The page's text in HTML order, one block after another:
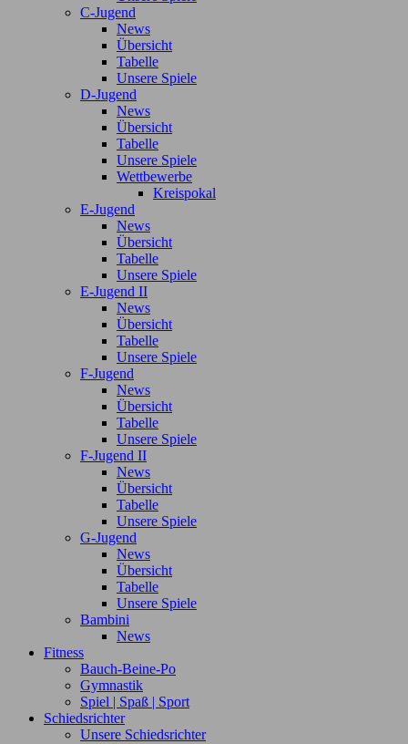
C-Jugend
News
Übersicht
Tabelle
Unsere Spiele
D-Jugend
News
Übersicht
Tabelle
Unsere Spiele
Wettbewerbe
Kreispokal
E-Jugend
News
Übersicht
Tabelle
Unsere Spiele
E-Jugend II
News
Übersicht
Tabelle
Unsere Spiele
F-Jugend
News
Übersicht
Tabelle
Unsere Spiele
F-Jugend II
News
Übersicht
Tabelle
Unsere Spiele
G-Jugend
News
Übersicht
Tabelle
Unsere Spiele
Bambini
News
Fitness
Bauch-Beine-Po
Gymnastik
Spiel | Spaß | Sport
Schiedsrichter
Unsere Schiedsrichter